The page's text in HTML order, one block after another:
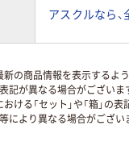
アスクルなら、
の商品情報を表示するよう
記が異なる場合がございま
ける「セット」や「箱」の
により異なる場合がござい